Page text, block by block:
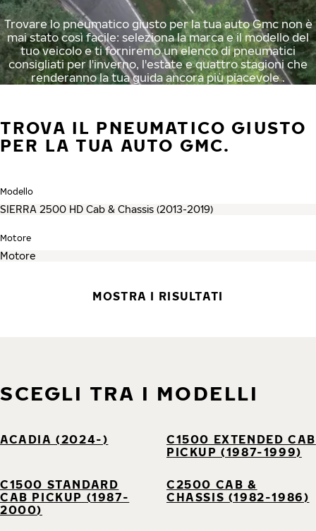
Trovare lo pneumatico giusto per la tua auto Gmc non è
mai stato così facile: seleziona la marca e il modello del
tuo veicolo e ti forniremo un elenco di pneumatici
consigliati per l'inverno, l'estate e quattro stagioni che
renderanno la tua guida ancora più piacevole .
TROVA IL PNEUMATICO GIUSTO
PER LA TUA AUTO GMC.
Modello
Motore
MOSTRA I RISULTATI
SCEGLI TRA I MODELLI
ACADIA (2024-)
C1500 EXTENDED CAB
PICKUP (1987-1999)
C1500 STANDARD
CAB PICKUP (1987-
2000)
C2500 CAB &
CHASSIS (1982-1986)